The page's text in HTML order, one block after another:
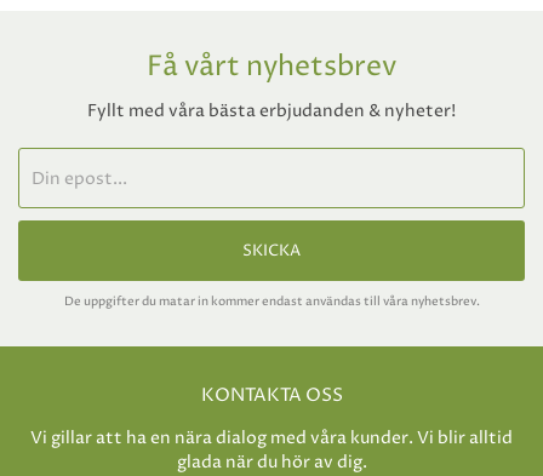
Få vårt nyhetsbrev
Fyllt med våra bästa erbjudanden & nyheter!
SKICKA
De uppgifter du matar in kommer endast användas till våra nyhetsbrev.
KONTAKTA OSS
Vi gillar att ha en nära dialog med våra kunder. Vi blir alltid
glada när du hör av dig.